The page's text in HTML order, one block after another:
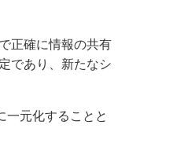
正確に情報の共有
であり、新たなシ
一元化することと